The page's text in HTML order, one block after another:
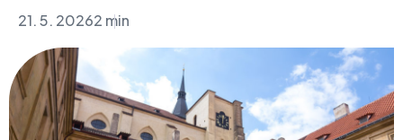
21. 5. 20262 min